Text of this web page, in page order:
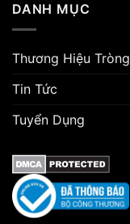
DANH MỤC
Thương Hiệu Tròng
Tin Tức
Tuyển Dụng